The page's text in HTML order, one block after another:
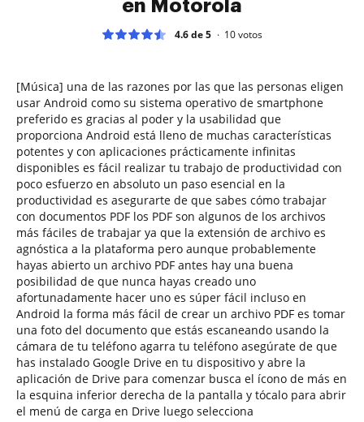
en Motorola
4.6 de 5 10votos
[Música] una de las razones por las que las personas eligen
usar Android como su sistema operativo de smartphone
preferido es gracias al poder y la usabilidad que
proporciona Android está lleno de muchas características
potentes y con aplicaciones prácticamente infinitas
disponibles es fácil realizar tu trabajo de productividad con
poco esfuerzo en absoluto un paso esencial en la
productividad es asegurarte de que sabes cómo trabajar
con documentos PDF los PDF son algunos de los archivos
más fáciles de trabajar ya que la extensión de archivo es
agnóstica a la plataforma pero aunque probablemente
hayas abierto un archivo PDF antes hay una buena
posibilidad de que nunca hayas creado uno
afortunadamente hacer uno es súper fácil incluso en
Android la forma más fácil de crear un archivo PDF es tomar
una foto del documento que estás escaneando usando la
cámara de tu teléfono agarra tu teléfono asegúrate de que
has instalado Google Drive en tu dispositivo y abre la
aplicación de Drive para comenzar busca el ícono de más en
la esquina inferior derecha de la pantalla y tócalo para abrir
el menú de carga en Drive luego selecciona